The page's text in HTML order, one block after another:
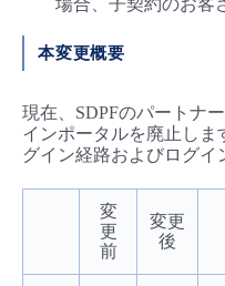
本変更概要
現在、SDPFのパートナ
インポータルを廃止しま
グイン経路およびログイ
変
更
前
変更
後